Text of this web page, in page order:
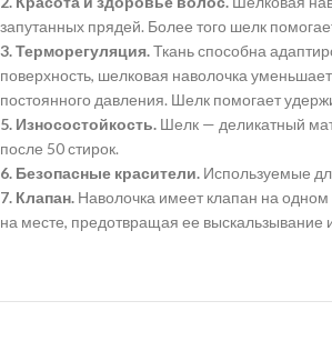
запутанных прядей. Более того шелк
3. Терморегуляция.Ткань способна
поверхность, шелковая наволочка
постоянного давления. Шелк помогает
5. Износостойкость. Шелк — деликатный
после 50 стирок.
6. Безопасные красители. Используемые
7. Клапан. Наволочка имеет клапан на одном
на месте, предотвращая ее выскальзывание